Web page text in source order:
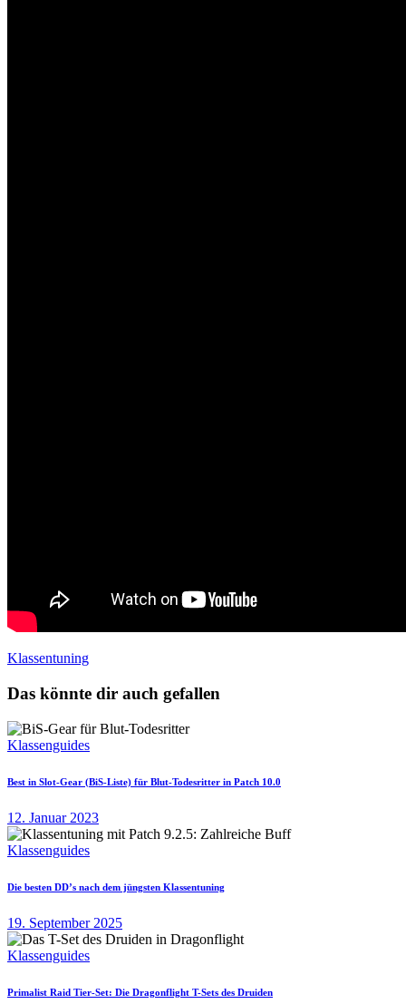
Klassentuning
Das könnte dir auch gefallen
Klassenguides
Best in Slot-Gear (BiS-Liste) für Blut-Todesritter in Patch 10.0
12. Januar 2023
Klassenguides
Die besten DD’s nach dem jüngsten Klassentuning
19. September 2025
Klassenguides
Primalist Raid Tier-Set: Die Dragonflight T-Sets des Druiden